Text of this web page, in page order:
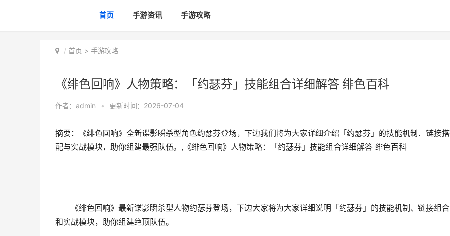
首页 手游资讯 手游攻略
首页 > 手游攻略
《绯色回响》人物策略：「约瑟芬」技能组合详细解答 绯色百科
作者： admin • 更新时间：2026-07-04
摘要：《绯色回响》全新谍影瞬杀型角色约瑟芬登场，下边我们将为大家详细介绍「约瑟芬」的技能机制、链接搭
配与实战模块，助你组建最强队伍。,《绯色回响》人物策略：「约瑟芬」技能组合详细解答 绯色百科
《绯色回响》最新谍影瞬杀型人物约瑟芬登场，下边大家将为大家详细说明「约瑟芬」的技能机制、链接组合
和实战模块，助你组建绝顶队伍。